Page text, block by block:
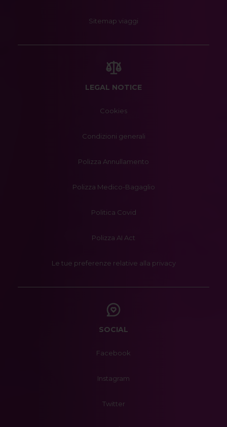
Sitemap viaggi
LEGAL NOTICE
Cookies
Condizioni generali
Polizza Annullamento
Polizza Medico-Bagaglio
Politica Covid
Polizza AI Act
Le tue preferenze relative alla privacy
SOCIAL
Facebook
Instagram
Twitter